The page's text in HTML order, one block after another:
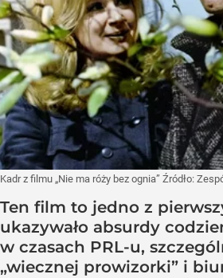
Kadr z filmu „Nie ma róży bez ognia” Źródło:
Ten film to jedno z
ukazywało absurdy
w czasach PRL-u,
„wiecznej prowizorki” i